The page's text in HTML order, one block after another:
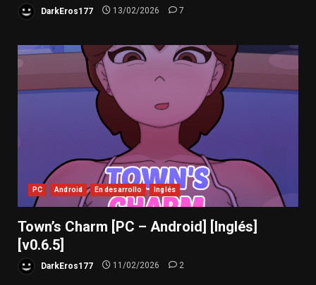
DarkEros177 13/02/2026 7
PC Android En desarrollo Inglés
Town’s Charm [PC – Android] [Inglés]
[v0.6.5]
DarkEros177 11/02/2026 2